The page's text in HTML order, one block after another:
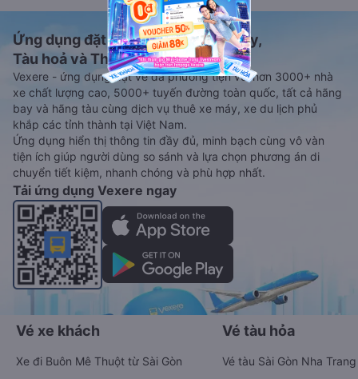
Ứng dụng đặt vé Xe khách, Máy bay,
Tàu hoả và Thuê xe
Vexere - ứng dụng đặt vé đa phương tiện với hơn 3000+ nhà
xe chất lượng cao, 5000+ tuyến đường toàn quốc, tất cả hãng
bay và hãng tàu cùng dịch vụ thuê xe máy, xe du lịch phủ
khắp các tỉnh thành tại Việt Nam.
Ứng dụng hiển thị thông tin đầy đủ, minh bạch cùng vô vàn
tiện ích giúp người dùng so sánh và lựa chọn phương án di
chuyển tiết kiệm, nhanh chóng và phù hợp nhất.
Tải ứng dụng Vexere ngay
Vé xe khách
Xe đi Buôn Mê Thuột từ Sài Gòn
Vé tàu hỏa
Vé tàu Sài Gòn Nha Trang